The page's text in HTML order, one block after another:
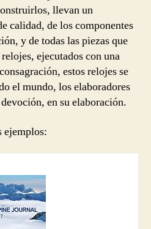
llevan un
calidad, de los componentes
y de todas las piezas que
ejecutados con una
estos relojes se
el mundo, los elaboradores
en su elaboración.
ejemplos: